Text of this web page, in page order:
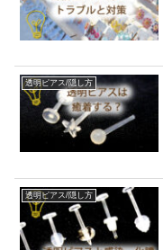
透明ピアス/隠し方
透明ピアス/隠し方